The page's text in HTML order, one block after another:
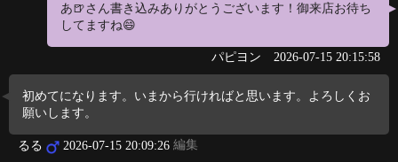
あ🍺さん書き込みありがとうございます！御来店お待ち
してますね😄
パピヨン 2026-07-15 20:15:58
初めてになります。いまから行ければと思います。よろしくお
願いします。
るる 2026-07-15 20:09:26 編集